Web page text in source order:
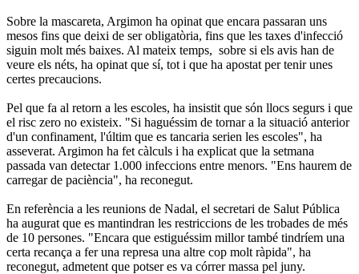
Sobre la mascareta, Argimon ha opinat que encara passaran uns
mesos fins que deixi de ser obligatòria, fins que les taxes d'infecció
siguin molt més baixes. Al mateix temps, sobre si els avis han de
veure els néts, ha opinat que sí, tot i que ha apostat per tenir unes
certes precaucions.
Pel que fa al retorn a les escoles, ha insistit que són llocs segurs i que
el risc zero no existeix. "Si haguéssim de tornar a la situació anterior
d'un confinament, l'últim que es tancaria serien les escoles", ha
asseverat. Argimon ha fet càlculs i ha explicat que la setmana
passada van detectar 1.000 infeccions entre menors. "Ens haurem de
carregar de paciència", ha reconegut.
En referència a les reunions de Nadal, el secretari de Salut Pública
ha augurat que es mantindran les restriccions de les trobades de més
de 10 persones. "Encara que estiguéssim millor també tindríem una
certa recança a fer una represa una altre cop molt ràpida", ha
reconegut, admetent que potser es va córrer massa pel juny.